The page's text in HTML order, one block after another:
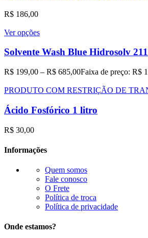
R$ 186,00
Ver opções
Solvente Wash Blue Hidrosolv
R$ 199,00 – R$ 685,00Faixa de preço: R$
PRODUTO COM RESTRIÇÃO DE
Ácido Fosfórico 1 litro
R$ 30,00
Informações
Quem somos
Fale conosco
O Frete
Política de troca
Política de privacidade
Onde estamos?